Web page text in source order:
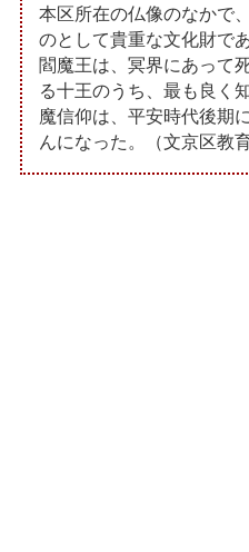
本区所在の仏像のなかで
のとして貴重な文化財であ
閻魔王は、冥界にあって
る十王のうち、最も良く
魔信仰は、平安時代後期
んになった。（文京区教